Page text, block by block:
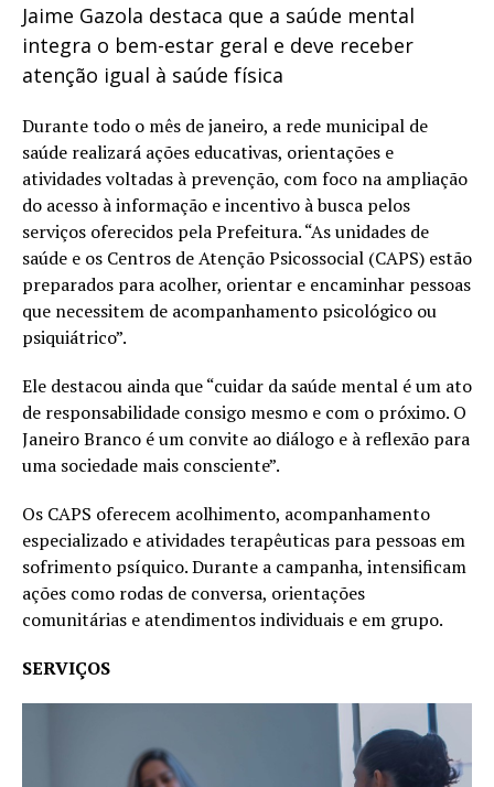
Jaime Gazola destaca que a saúde mental
integra o bem-estar geral e deve receber
atenção igual à saúde física
Durante todo o mês de janeiro, a rede municipal de
saúde realizará ações educativas, orientações e
atividades voltadas à prevenção, com foco na ampliação
do acesso à informação e incentivo à busca pelos
serviços oferecidos pela Prefeitura. “As unidades de
saúde e os Centros de Atenção Psicossocial (CAPS) estão
preparados para acolher, orientar e encaminhar pessoas
que necessitem de acompanhamento psicológico ou
psiquiátrico”.
Ele destacou ainda que “cuidar da saúde mental é um ato
de responsabilidade consigo mesmo e com o próximo. O
Janeiro Branco é um convite ao diálogo e à reflexão para
uma sociedade mais consciente”.
Os CAPS oferecem acolhimento, acompanhamento
especializado e atividades terapêuticas para pessoas em
sofrimento psíquico. Durante a campanha, intensificam
ações como rodas de conversa, orientações
comunitárias e atendimentos individuais e em grupo.
SERVIÇOS